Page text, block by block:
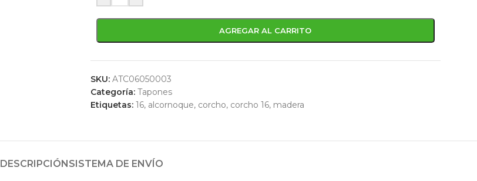
AGREGAR AL CARRITO
SKU: ATC06050003
Categoría: Tapones
Etiquetas: 16, alcornoque, corcho, corcho 16, madera
DESCRIPCIÓNSISTEMA DE ENVÍO